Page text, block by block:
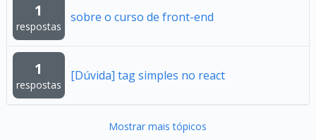
1
respostas
sobre o curso de front-end
1
respostas
[Dúvida] tag simples no react
Mostrar mais tópicos